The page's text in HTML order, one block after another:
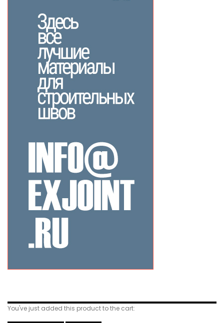
You've just added this product to the cart: